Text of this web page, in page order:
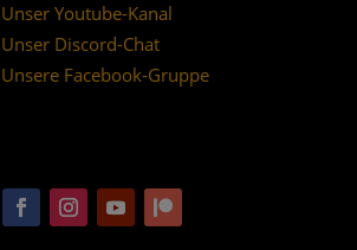
Unser Youtube-Kanal
Unser Discord-Chat
Unsere Facebook-Gruppe